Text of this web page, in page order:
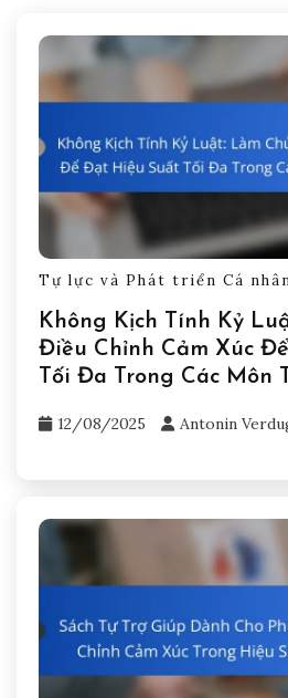
Tự lực và Phát triển Cá
Không Kịch Tính Kỷ
Điều Chỉnh Cảm Xúc
Tối Đa Trong Các Môn
12/08/2025 Antonin